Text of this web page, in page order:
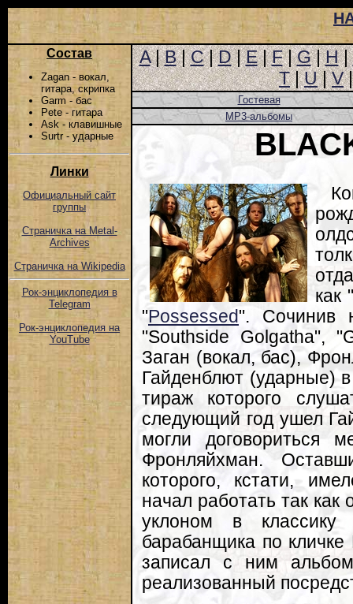
Состав
Zagan - вокал,
гитара, скрипка
Garm - бас
Pete - гитара
Ask - клавишные
Surtr - ударные
Линки
Официальный сайт
группы
Страничка на Metal-
Archives
Страничка на Wikipedia
Рок-энциклопедия в
Telegram
Рок-энциклопедия на
YouTube
A|B|C|D|E|F|G|H|
T|U|V
Гостевая
MP3-альбомы
как
"Possessed". Сочинив
"Southside Golgatha",
Заган (вокал, бас),
Гайденблют (ударные)
тираж которого
следующий год ушел
могли
Фронляйхман.
которого, кстати,
начал работать так
уклоном в
барабанщика по
записал с ним
реализованный